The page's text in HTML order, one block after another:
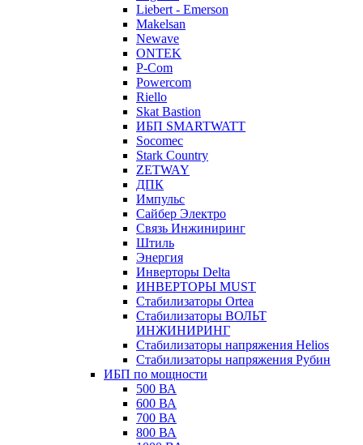
Liebert - Emerson
Makelsan
Newave
ONTEK
P-Com
Powercom
Riello
Skat Bastion
ИБП SMARTWATT
Socomec
Stark Country
ZETWAY
ДПК
Импульс
Сайбер Электро
Связь Инжиниринг
Штиль
Энергия
Инверторы Delta
ИНВЕРТОРЫ MUST
Стабилизаторы Ortea
Стабилизаторы ВОЛЬТ
ИНЖИНИРИНГ
Стабилизаторы напряжения Helios
Стабилизаторы напряжения Рубин
ИБП по мощности
500 ВА
600 ВА
700 ВА
800 ВА